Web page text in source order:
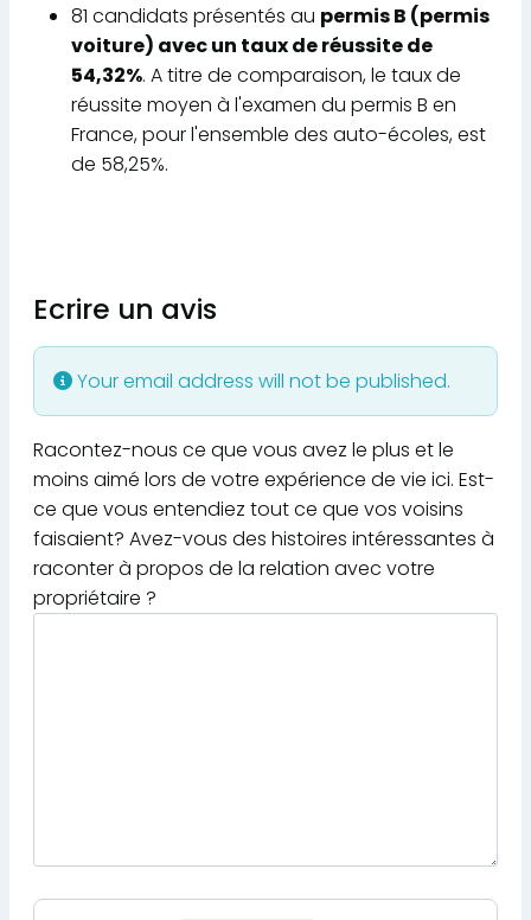
81 candidats présentés au permis B (permis
voiture) avec un taux de réussite de
54,32%. A titre de comparaison, le taux de
réussite moyen à l'examen du permis B en
France, pour l'ensemble des auto-écoles, est
de 58,25%.
Ecrire un avis
Your email address will not be published.
Racontez-nous ce que vous avez le plus et le
moins aimé lors de votre expérience de vie ici. Est-
ce que vous entendiez tout ce que vos voisins
faisaient? Avez-vous des histoires intéressantes à
raconter à propos de la relation avec votre
propriétaire ?